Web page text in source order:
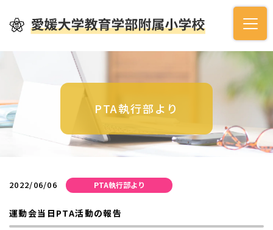
PTA執行部より
2022/06/06 PTA執行部より
運動会当日PTA活動の報告